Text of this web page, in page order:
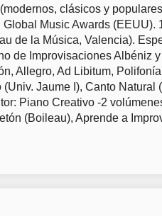
clásicos y
Music Awards (EEUU).
de la Música, Valencia).
de Improvisaciones Albéniz
Allegro, Ad Libitum,
Jaume I), Canto Natural
Piano Creativo -2
(Boileau), Aprende a